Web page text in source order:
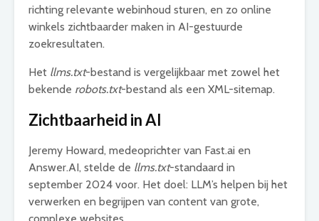
richting relevante webinhoud sturen, en zo online
winkels zichtbaarder maken in AI-gestuurde
zoekresultaten.
Het llms.txt-bestand is vergelijkbaar met zowel het
bekende robots.txt-bestand als een XML-sitemap.
Zichtbaarheid in AI
Jeremy Howard, medeoprichter van Fast.ai en
Answer.AI, stelde de llms.txt-standaard in
september 2024 voor. Het doel: LLM’s helpen bij het
verwerken en begrijpen van content van grote,